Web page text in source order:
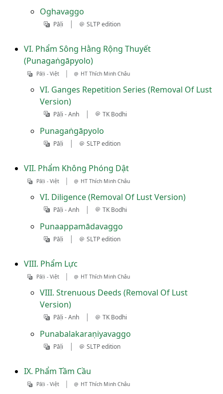
Oghavaggo
Pāḷi | SLTP edition
VI. Phẩm Sông Hằng Rộng Thuyết
(Punagaṅgāpyolo)
Pāḷi - Việt | HT Thích Minh Châu
VI. Ganges Repetition Series (Removal Of Lust
Version)
Pāḷi - Anh | TK Bodhi
Punagaṅgāpyolo
Pāḷi | SLTP edition
VII. Phẩm Không Phóng Dật
Pāḷi - Việt | HT Thích Minh Châu
VI. Diligence (Removal Of Lust Version)
Pāḷi - Anh | TK Bodhi
Punaappamādavaggo
Pāḷi | SLTP edition
VIII. Phẩm Lực
Pāḷi - Việt | HT Thích Minh Châu
VIII. Strenuous Deeds (Removal Of Lust
Version)
Pāḷi - Anh | TK Bodhi
Punabalakaraṇiyavaggo
Pāḷi | SLTP edition
IX. Phẩm Tầm Cầu
Pāḷi - Việt | HT Thích Minh Châu